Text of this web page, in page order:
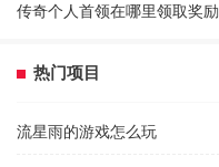
传奇个人首领在哪里领取奖励
热门项目
流星雨的游戏怎么玩